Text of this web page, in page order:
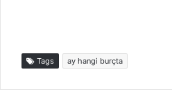
Tags ay hangi burçta